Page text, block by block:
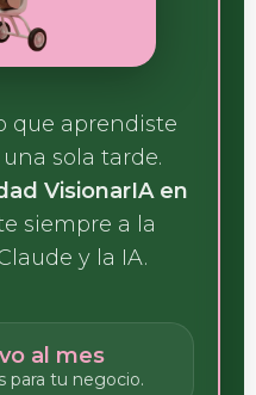
que aprendiste
sola tarde.
VisionarIA en
siempre a la
y la IA.
al mes
para tu negocio.